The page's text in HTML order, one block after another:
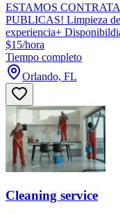
ESTAMOS
PUBLICAS! Limpieza de
experiencia+
$15/hora
Tiempo completo
Orlando, FL
Cleaning service